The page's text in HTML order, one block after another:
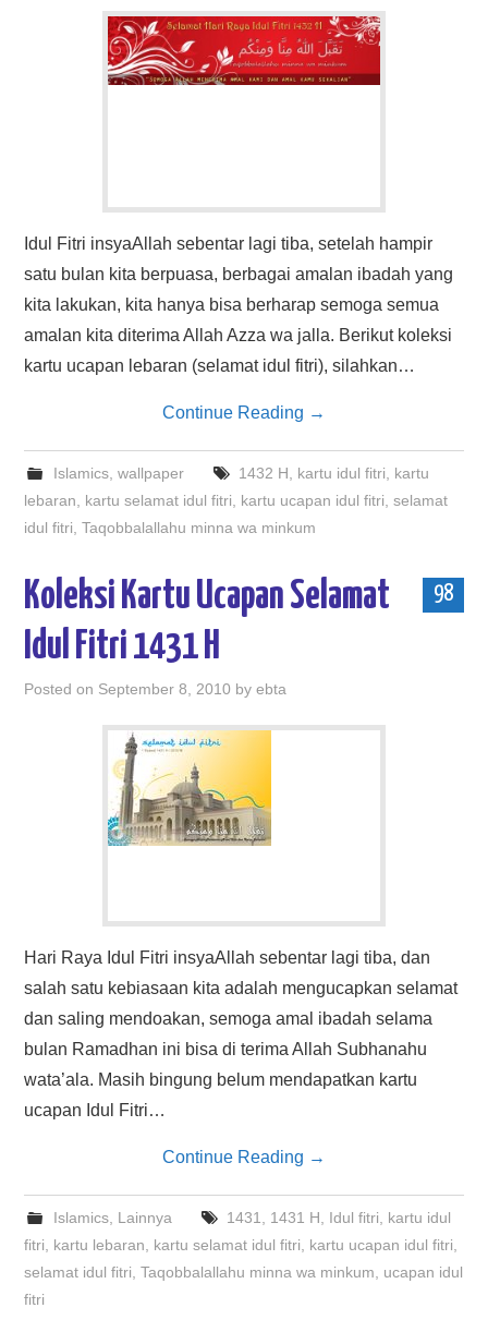
HASIL PENCARIAN
Idul Fitri insyaAllah sebentar lagi tiba, setelah hampir
satu bulan kita berpuasa, berbagai amalan ibadah yang
kita lakukan, kita hanya bisa berharap semoga semua
amalan kita diterima Allah Azza wa jalla. Berikut koleksi
kartu ucapan lebaran (selamat idul fitri), silahkan…
Continue Reading →
Islamics, wallpaper 1432 H kartu idul fitri
kartu
lebaran
kartu selamat idul fitri kartu ucapan idul fitri ,selamat
idul fitri ,Taqobbalallahu minna wa minkum
98
Koleksi Kartu Ucapan Selamat
Idul Fitri 1431 H
Posted on September 8, 2010 byebta
Hari Raya Idul Fitri insyaAllah sebentar lagi tiba, dan
salah satu kebiasaan kita adalah mengucapkan selamat
dan saling mendoakan, semoga amal ibadah selama
bulan Ramadhan ini bisa di terima Allah Subhanahu
wata’ala. Masih bingung belum mendapatkan kartu
ucapan Idul Fitri…
Continue Reading →
Islamics, Lainnya 1431 1431 H Idul fitri
kartu idul
fitri
kartu lebaran kartu selamat idul fitri kartu ucapan idul fitri
selamat idul fitri ,Taqobbalallahu minna wa minkum
ucapan idul
fitri